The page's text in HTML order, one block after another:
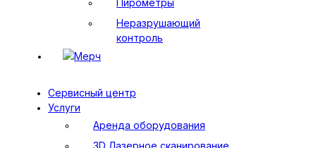
Пирометры
Неразрушающий
контроль
Мерч
Сервисный центр
Услуги
Аренда оборудования
3D Лазерное сканирование